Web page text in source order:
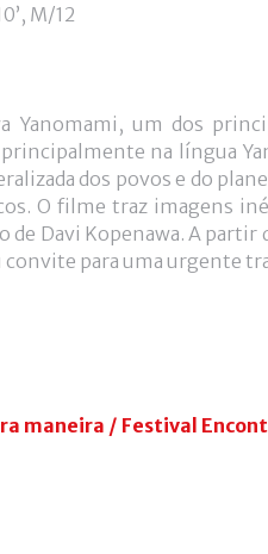
M/12
Yanomami, um dos
na língua
dos povos e do
O filme traz imagens
de Davi Kopenawa. A
convite para uma urgente
maneira / Festival